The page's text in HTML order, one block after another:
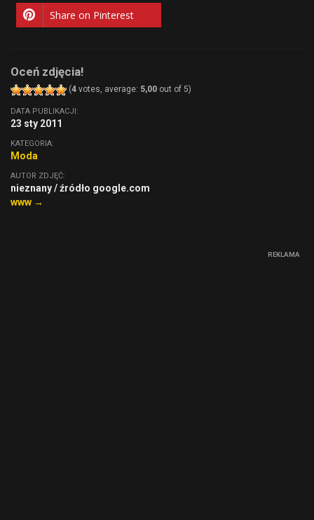
Share on Pinterest
Oceń zdjęcia!
(4 votes, average: 5,00 out of 5)
DATA PUBLIKACJI:
23 sty 2011
KATEGORIA:
Moda
AUTOR ZDJĘĆ:
nieznany / źródło google.com
www →
REKLAMA